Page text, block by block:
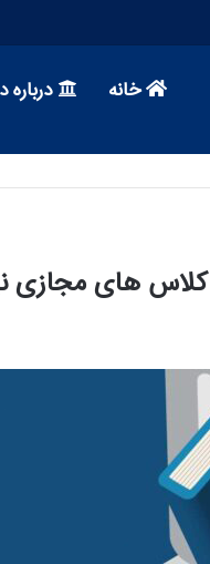
خانه درباره
مجازی نیمسال